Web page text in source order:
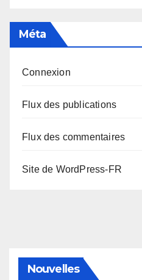
Méta
Connexion
Flux des publications
Flux des commentaires
Site de WordPress-FR
Nouvelles